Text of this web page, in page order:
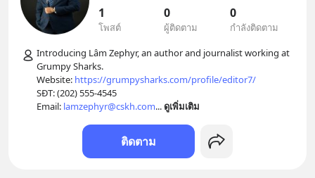
1
โพสต์
0
ผู้ติดตาม
0
กำลังติดตาม
Introducing Lâm Zephyr, an author and journalist working at
Grumpy Sharks.
Website: https://grumpysharks.com/profile/editor7/
SĐT: (202) 555-4545
Email: lamzephyr@cskh.com... ดูเพิ่มเติม
ติดตาม